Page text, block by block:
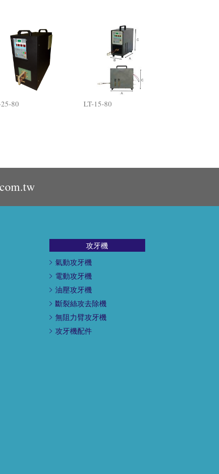
80 LT-15-80
攻牙機
氣動攻牙機
電動攻牙機
油壓攻牙機
斷裂絲攻去除機
無阻力臂攻牙機
攻牙機配件